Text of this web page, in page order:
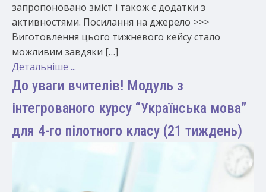
запропоновано зміст і також є додатки з
активностями. Посилання на джерело >>>
Виготовлення цього тижневого кейсу стало
можливим завдяки […]
Детальніше ...
До уваги вчителів! Модуль з
інтегрованого курсу “Українська мова”
для 4-го пілотного класу (21 тиждень)